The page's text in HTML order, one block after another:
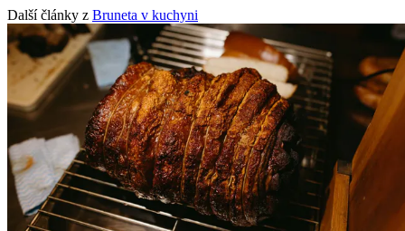
Další články z Bruneta v kuchyni